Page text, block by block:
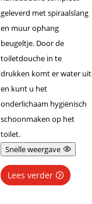
geleverd met spiraalslang
en muur ophang
beugeltje. Door de
toiletdouche in te
drukken komt er water uit
en kunt u het
onderlichaam hygiënisch
schoonmaken op het
toilet.
Snelle weergave
Lees verder